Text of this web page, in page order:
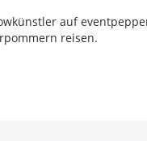
auf
reisen.